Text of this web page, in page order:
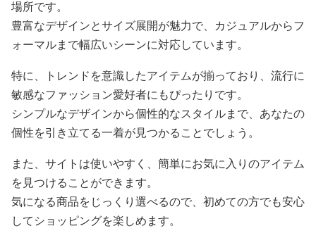
場所です。
豊富なデザインとサイズ展開が魅力で、カジュアルからフ
ォーマルまで幅広いシーンに対応しています。
特に、トレンドを意識したアイテムが揃っており、流行に
敏感なファッション愛好者にもぴったりです。
シンプルなデザインから個性的なスタイルまで、あなたの
個性を引き立てる一着が見つかることでしょう。
また、サイトは使いやすく、簡単にお気に入りのアイテム
を見つけることができます。
気になる商品をじっくり選べるので、初めての方でも安心
してショッピングを楽しめます。